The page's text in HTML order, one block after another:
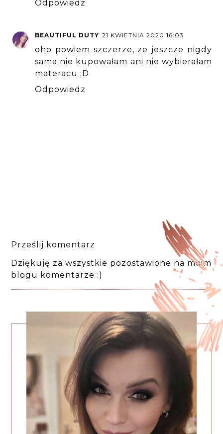
Odpowiedz
BEAUTIFUL DUTY 21 KWIETNIA 2020 16:03
oho powiem szczerze, ze jeszcze nigdy
sama nie kupowałam ani nie wybierałam
materacu ;D
Odpowiedz
Prześlij komentarz
Dziękuję za wszystkie pozostawione na moim
blogu komentarze :)